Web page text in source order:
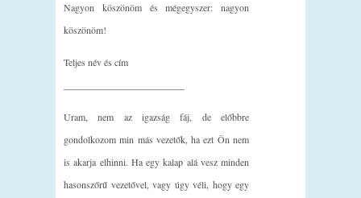
Nagyon köszönöm és mégegyszer: nagyon
köszönöm!
Teljes név és cím
Uram, nem az igazság fáj, de előbbre
gondolkozom min más vezetők, ha ezt Ön nem
is akarja elhinni. Ha egy kalap alá vesz minden
hasonszőrű vezetővel, vagy úgy véli, hogy egy